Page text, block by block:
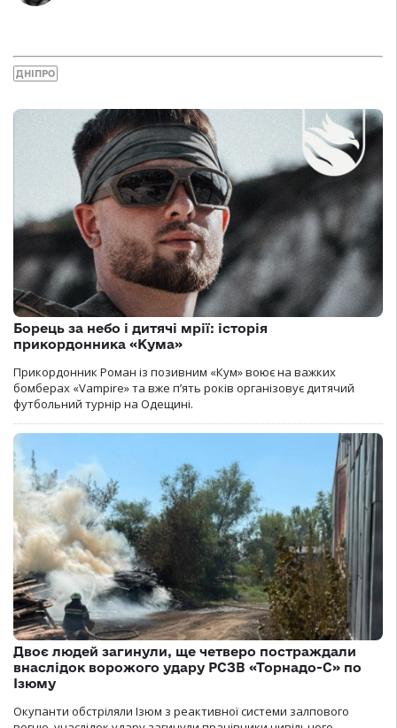
ДНІПРО
Борець за небо і дитячі мрії: історія
прикордонника «Кума»
Прикордонник Роман із позивним «Кум» воює на важких
бомберах «Vampire» та вже п’ять років організовує дитячий
футбольний турнір на Одещині.
Двоє людей загинули, ще четверо постраждали
внаслідок ворожого удару РСЗВ «Торнадо-С» по
Ізюму
Окупанти обстріляли Ізюм з реактивної системи залпового